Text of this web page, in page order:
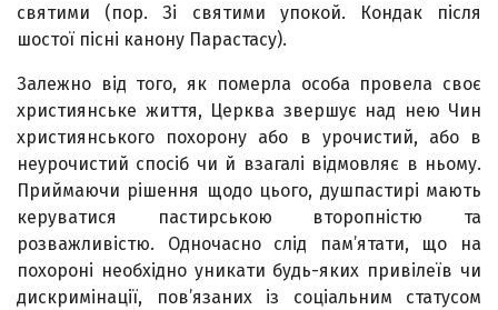
святими (пор. Зі святими упокой. Кондак після
шостої пісні канону Парастасу).
Залежно від того, як померла особа провела своє
християнське життя, Церква звершує над нею Чин
христи­янського похорону або в урочистий, або в
неурочистий спосіб чи й взагалі відмовляє в ньому.
Приймаючи рішення щодо цього, душпастирі мають
керуватися пастирською второпністю та
розважливістю. Одночасно слід пам’ятати, що на
похороні необхідно уникати будь-яких привілеїв чи
дискримінації, пов’язаних із соціальним статусом